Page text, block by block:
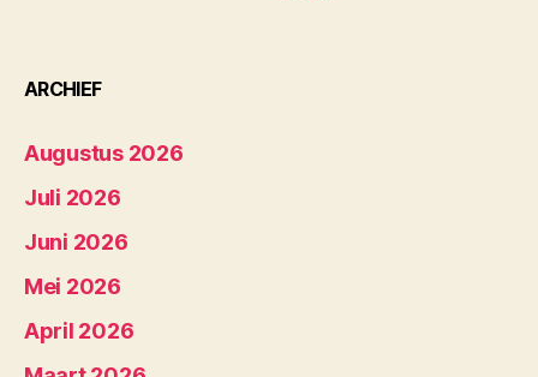
ARCHIEF
Augustus 2026
Juli 2026
Juni 2026
Mei 2026
April 2026